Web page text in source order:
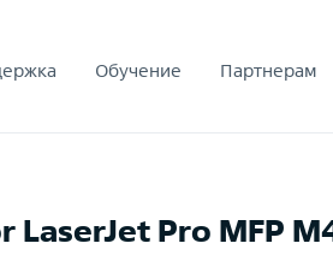
Обучение Партнерам
LaserJet Pro MFP